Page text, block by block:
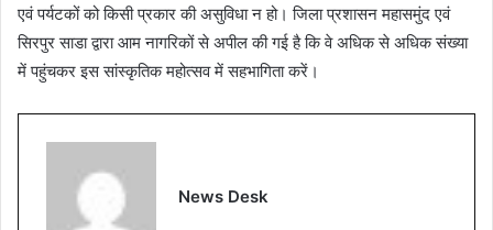
एवं पर्यटकों को किसी प्रकार की असुविधा न हो। जिला प्रशासन महासमुंद एवं
सिरपुर साडा द्वारा आम नागरिकों से अपील की गई है कि वे अधिक से अधिक संख्या
में पहुंचकर इस सांस्कृतिक महोत्सव में सहभागिता करें।
News Desk